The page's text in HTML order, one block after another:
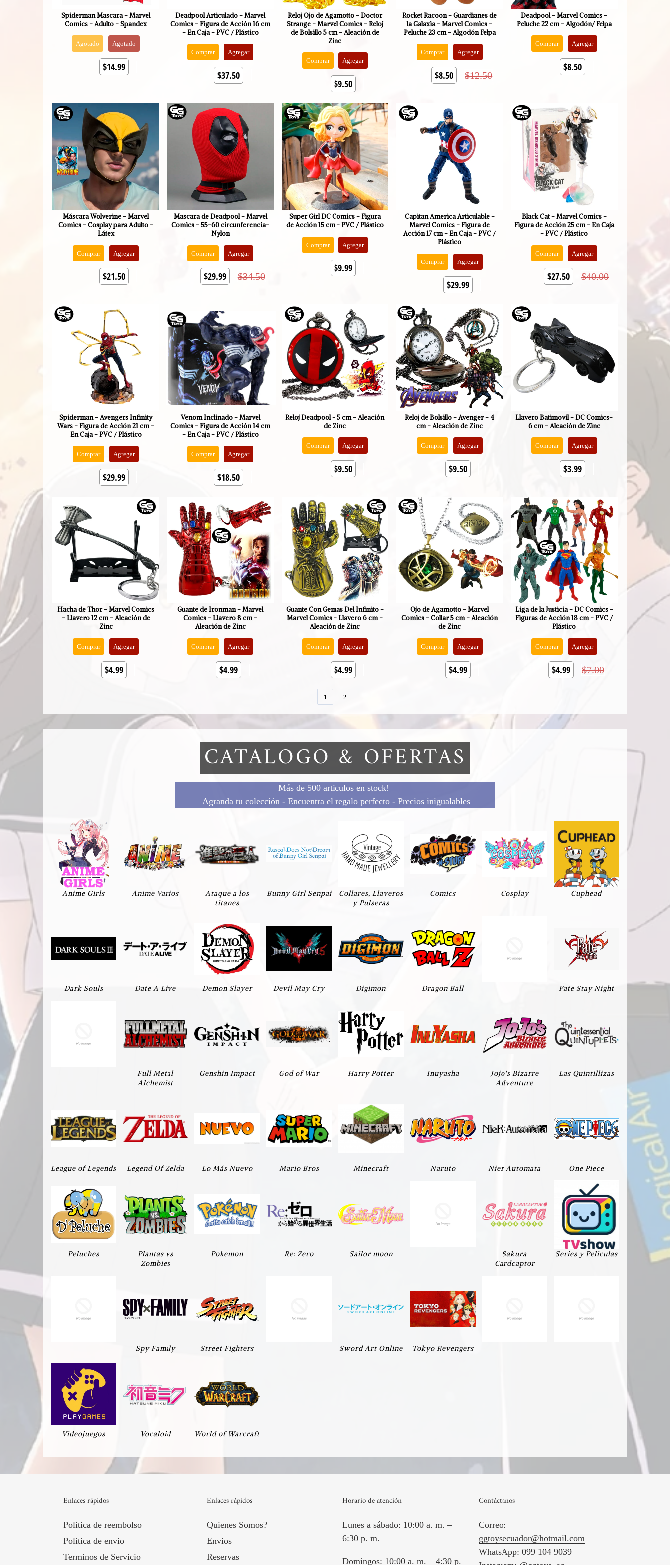
Spiderman Mascara - Marvel
Comics - Adulto - Spandex
Agotado Agotado
$14.99
Deadpool Articulado - Marvel
Comics - Figura de Acción 16 cm
- En Caja - PVC / Plástico
Comprar Agregar
$37.50
Reloj Ojo de Agamotto - Doctor
Strange - Marvel Comics - Reloj
de Bolsillo 5 cm - Aleación de
Zinc
Comprar Agregar
$9.50
Rocket Racoon - Guardianes de
la Galaxia - Marvel Comics -
Peluche 23 cm - Algodón Felpa
Comprar Agregar
$8.50 $12.50
Deadpool - Marvel Comics -
Peluche 22 cm - Algodón/ Felpa
Comprar Agregar
$8.50
Máscara Wolverine - Marvel
Comics - Cosplay para Adulto -
Látex
Comprar Agregar
$21.50
Mascara de Deadpool - Marvel
Comics - 55-60 circunferencia-
Nylon
Comprar Agregar
$29.99 $34.50
Super Girl DC Comics - Figura
de Acción 15 cm - PVC / Plástico
Comprar Agregar
$9.99
Capitan America Articulable -
Marvel Comics - Figura de
Acción 17 cm - En Caja - PVC /
Plástico
Comprar Agregar
$29.99
Black Cat - Marvel Comics -
Figura de Acción 25 cm - En Caja
- PVC / Plástico
Comprar Agregar
$27.50 $40.00
Spiderman - Avengers Infinity
Wars - Figura de Acción 21 cm -
En Caja - PVC / Plástico
Comprar Agregar
$29.99
Venom Inclinado - Marvel
Comics - Figura de Acción 14 cm
- En Caja - PVC / Plástico
Comprar Agregar
$18.50
Reloj Deadpool - 5 cm - Aleación
de Zinc
Comprar Agregar
$9.50
Reloj de Bolsillo - Avenger - 4
cm - Aleación de Zinc
Comprar Agregar
$9.50
Llavero Batimovil - DC Comics-
6 cm - Aleación de Zinc
Comprar Agregar
$3.99
Hacha de Thor - Marvel Comics
- Llavero 12 cm - Aleación de
Zinc
Comprar Agregar
$4.99
Guante de Ironman - Marvel
Comics - Llavero 8 cm -
Aleación de Zinc
Comprar Agregar
$4.99
Guante Con Gemas Del Infinito -
Marvel Comics - Llavero 6 cm -
Aleación de Zinc
Comprar Agregar
$4.99
Ojo de Agamotto - Marvel
Comics - Collar 5 cm - Aleación
de Zinc
Comprar Agregar
$4.99
Liga de la Justicia - DC Comics -
Figuras de Acción 18 cm - PVC /
Plástico
Comprar Agregar
$4.99 $7.00
1 2
CATALOGO & OFERTAS
Más de 500 articulos en stock!
Agranda tu colección - Encuentra el regalo perfecto - Precios inigualables
Anime Girls Anime Varios
Ataque a los
titanes
Bunny Girl Senpai
Collares, Llaveros
y Pulseras
Comics Cosplay Cuphead
Dark Souls Date A Live Demon Slayer Devil May Cry Digimon Dragon Ball Fate Stay Night
Full Metal
Alchemist
Genshin Impact God of War Harry Potter Inuyasha
Jojo's Bizarre
Adventure
Las Quintillizas
League of Legends Legend Of Zelda Lo Más Nuevo Mario Bros Minecraft Naruto Nier Automata One Piece
Peluches
Plantas vs
Zombies
Pokemon Re: Zero Sailor moon
Sakura
Cardcaptor
Series y Peliculas
Spy Family Street Fighters Sword Art Online Tokyo Revengers
Videojuegos Vocaloid World of Warcraft
Enlaces rápidos
Politica de reembolso
Politica de envio
Terminos de Servicio
Enlaces rápidos
Quienes Somos?
Envios
Reservas
Horario de atención
Lunes a sábado: 10:00 a. m. –
6:30 p. m.
Domingos: 10:00 a. m. – 4:30 p.
Contáctanos
Correo:
ggtoysecuador@hotmail.com
WhatsApp: 099 104 9039